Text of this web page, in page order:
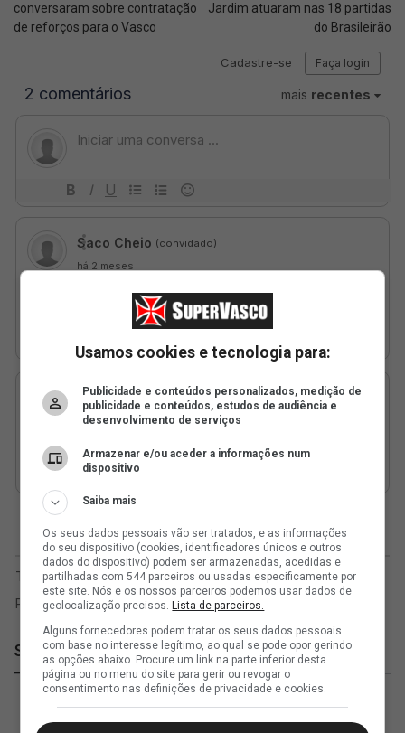
conversaram sobre contratação
de reforços para o Vasco
Jardim atuaram nas 18 partidas
do Brasileirão
SuperVasco
Usamos cookies e tecnologia para:
Publicidade e conteúdos personalizados, medição de
publicidade e conteúdos, estudos de audiência e
desenvolvimento de serviços
Armazenar e/ou aceder a informações num
dispositivo
Saiba mais
Os seus dados pessoais vão ser tratados, e as informações
do seu dispositivo (cookies, identificadores únicos e outros
dados do dispositivo) podem ser armazenadas, acedidas e
partilhadas com 544 parceiros ou usadas especificamente por
este site. Nós e os nossos parceiros podemos usar dados de
geolocalização precisos.Lista de parceiros.
Alguns fornecedores podem tratar os seus dados pessoais
com base no interesse legítimo, ao qual se pode opor gerindo
as opções abaixo. Procure um link na parte inferior desta
página ou no menu do site para gerir ou revogar o
consentimento nas definições de privacidade e cookies.